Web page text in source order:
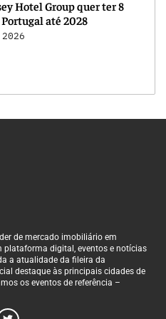
Hotel Group quer ter 8
até 2028
de mercado imobiliário em
plataforma digital, eventos e notícias
a atualidade da fileira da
destaque às principais cidades de
os eventos de referência –